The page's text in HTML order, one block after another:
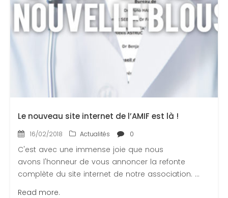
Le nouveau site internet de l’AMIF est là !
16/02/2018 Actualités 0
C'est avec une immense joie que nous
avons l'honneur de vous annoncer la refonte
complète du site internet de notre association. ...
Read more.